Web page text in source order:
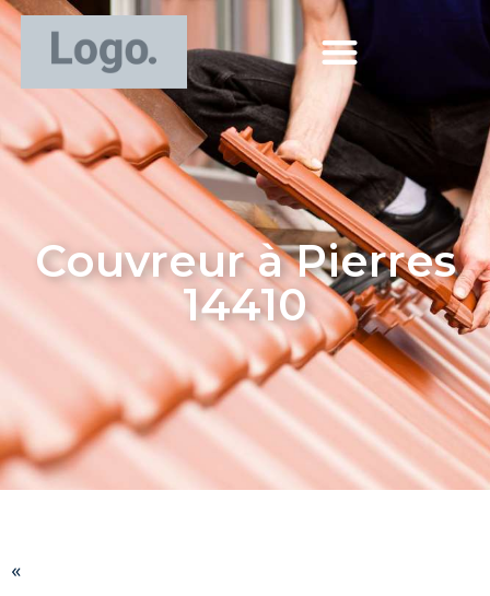
Couvreur à Pierres
14410
«